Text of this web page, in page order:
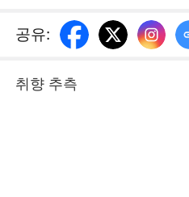
다, 자꾸만 제멋대로 구는
수가 폭주하기 시작하는데
공유:
취향 추측